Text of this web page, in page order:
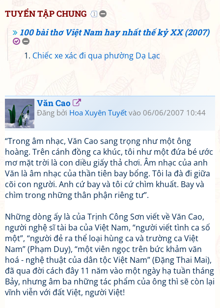
TUYỂN TẬP CHUNG 1
100 bài thơ Việt Nam hay nhất thế kỷ XX (2007)
Chiếc xe xác đi qua phường Dạ Lạc
Văn Cao
Đăng bởi Hoa Xuyên Tuyết vào 06/06/2007 10:44
“Trong âm nhạc, Văn Cao sang trọng như một ông
hoàng. Trên cánh đồng ca khúc, tôi như một đứa bé ước
mơ mặt trời là con diều giấy thả chơi. Âm nhạc của anh
Văn là âm nhạc của thần tiên bay bổng. Tôi la đà đi giữa
cõi con người. Anh cứ bay và tôi cứ chìm khuất. Bay và
chìm trong những thân phận riêng tư”.
Những dòng ấy là của Trịnh Công Sơn viết về Văn Cao,
người nghệ sĩ tài ba của Việt Nam, “người viết tình ca số
một”, “người đẻ ra thể loại hùng ca và trường ca Việt
Nam” (Phạm Duy), “một viên ngọc trên bức khảm văn
hoá - nghệ thuật của dân tộc Việt Nam” (Đặng Thai Mai),
đã qua đời cách đây 11 năm vào một ngày hạ tuần tháng
Bảy, nhưng âm ba những tác phẩm của ông thì sẽ còn lại
vĩnh viễn với đất Việt, người Việt!